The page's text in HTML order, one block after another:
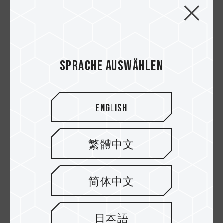
【Anleitung zum PC Bau】Wie man einen
1000€ Gaming PC baut mit dem man alle S...
Sprache auswählen
English
繁體中文
简体中文
日本語